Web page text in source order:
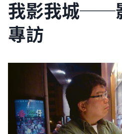
我影我城──
專訪